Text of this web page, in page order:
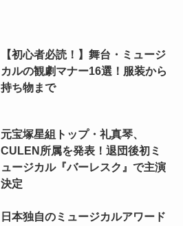
【初心者必読！】舞台・ミュージ
カルの観劇マナー16選！服装から
持ち物まで
元宝塚星組トップ・礼真琴、
CULEN所属を発表！退団後初ミ
ュージカル『バーレスク』で主演
決定
日本独自のミュージカルアワード